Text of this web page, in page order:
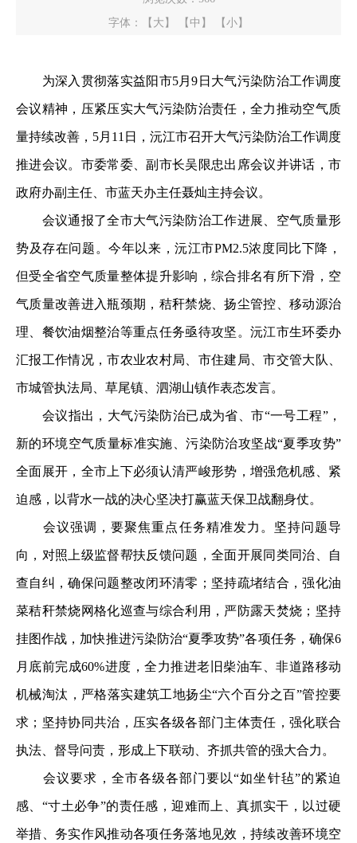
字体：
【大】 【中】 【小】
为深入贯彻落实益阳市5月9日大气污染防治工作调度
会议精神，压紧压实大气污染防治责任，全力推动空气质
量持续改善，5月11日，沅江市召开大气污染防治工作调度
推进会议。市委常委、副市长吴限忠出席会议并讲话，市
政府办副主任、市蓝天办主任聂灿主持会议。
会议通报了全市大气污染防治工作进展、空气质量形
势及存在问题。今年以来，沅江市PM2.5浓度同比下降，
但受全省空气质量整体提升影响，综合排名有所下滑，空
气质量改善进入瓶颈期，秸秆禁烧、扬尘管控、移动源治
理、餐饮油烟整治等重点任务亟待攻坚。沅江市生环委办
汇报工作情况，市农业农村局、市住建局、市交管大队、
市城管执法局、草尾镇、泗湖山镇作表态发言。
会议指出，大气污染防治已成为省、市“一号工程”，
新的环境空气质量标准实施、污染防治攻坚战“夏季攻势”
全面展开，全市上下必须认清严峻形势，增强危机感、紧
迫感，以背水一战的决心坚决打赢蓝天保卫战翻身仗。
会议强调，要聚焦重点任务精准发力。坚持问题导
向，对照上级监督帮扶反馈问题，全面开展同类同治、自
查自纠，确保问题整改闭环清零；坚持疏堵结合，强化油
菜秸秆禁烧网格化巡查与综合利用，严防露天焚烧；坚持
挂图作战，加快推进污染防治“夏季攻势”各项任务，确保6
月底前完成60%进度，全力推进老旧柴油车、非道路移动
机械淘汰，严格落实建筑工地扬尘“六个百分之百”管控要
求；坚持协同共治，压实各级各部门主体责任，强化联合
执法、督导问责，形成上下联动、齐抓共管的强大合力。
会议要求，全市各级各部门要以“如坐针毡”的紧迫
感、“寸土必争”的责任感，迎难而上、真抓实干，以过硬
举措、务实作风推动各项任务落地见效，持续改善环境空